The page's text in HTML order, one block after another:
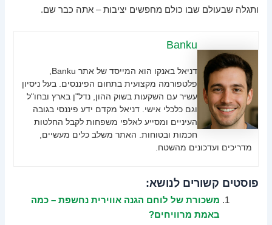
ותגלה שבעולם שבו כולם מחפשים יציבות – אתה כבר שם.
Banku
דניאל באנקו הוא המייסד של אתר Banku,
פלטפורמה מקצועית בתחום הפיננסים. בעל ניסיון
עשיר עם השקעות בשוק ההון, נדל"ן בארץ ובחו"ל
וגם כלכלי אישי. דניאל מקדם ידע פיננסי בגובה
העיניים ומסייע לאלפי משפחות לקבל החלטות
חכמות ובטוחות. האתר משלב כלים מעשיים,
מדריכים ועדכונים מהשטח.
פוסטים קשורים לנושא:
משכורת של לוחם הגנה אווירית נחשפת – כמה
באמת מרוויחים?